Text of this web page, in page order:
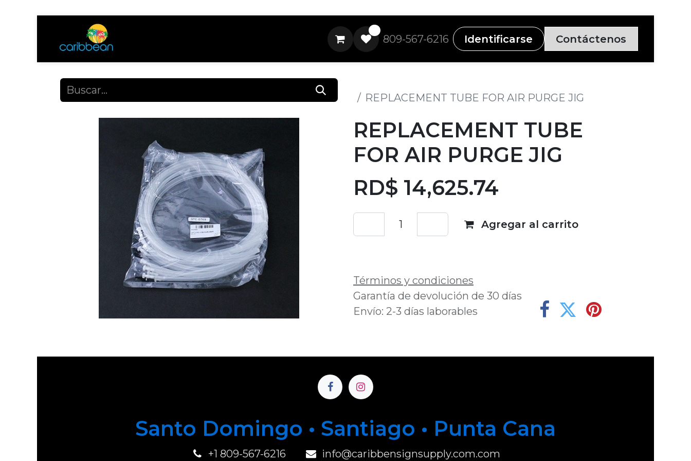
809-567-6216 Identificarse Contáctenos
REPLACEMENT TUBE FOR AIR PURGE JIG
REPLACEMENT TUBE
FOR AIR PURGE JIG
RD$ 14,625.74
Agregar al carrito
Términos y condiciones
Garantía de devolución de 30 días
Envío: 2-3 días laborables
Santo Domingo • Santiago • Punta Cana
+1 809-567-6216 info@caribbensignsupply.com.com